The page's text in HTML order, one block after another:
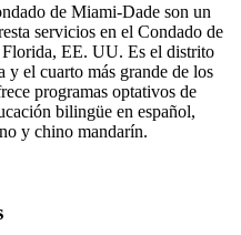
de Miami-Dade son un
servicios en el Condado de
EE. UU. Es el distrito
y el cuarto más grande de los
programas optativos de
bilingüe en español,
y chino mandarí­n.